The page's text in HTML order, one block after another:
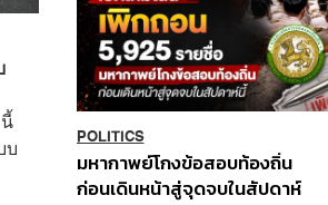
บ
POLITICS
มหากาพย์โกงข้อสอบท้องถิ่น
ก่อนเดินหน้าสู่จุดจบในสัปดาห์